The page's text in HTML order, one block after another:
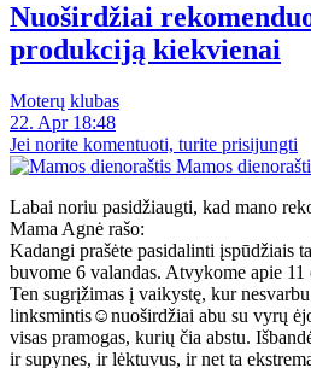
Nuoširdžiai
produkciją kiekvienai
Moterų klubas
22. Apr 18:48
Jei norite komentuoti, turite prisijungti
Mamos
Labai noriu pasidžiaugti, kad mano
Mama Agnė rašo:
Kadangi prašėte pasidalinti įspūdžiais
buvome 6 valandas. Atvykome apie
Ten sugrįžimas į vaikystę, kur
linksmintis☺️nuoširdžiai abu su vyrų
visas pramogas, kurių čia abstu.
ir supynes, ir lėktuvus, ir net ta